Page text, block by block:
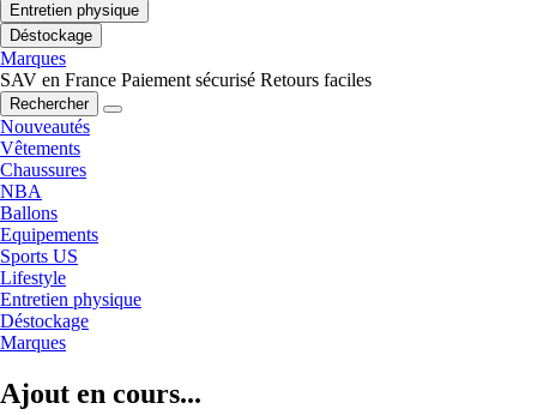
Entretien physique
Déstockage
Marques
SAV en France Paiement sécurisé Retours faciles
Rechercher
Nouveautés
Vêtements
Chaussures
NBA
Ballons
Equipements
Sports US
Lifestyle
Entretien physique
Déstockage
Marques
Ajout en cours...